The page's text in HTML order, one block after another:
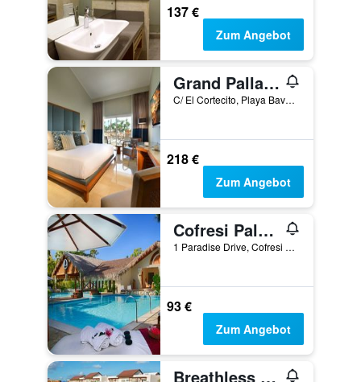
137 €
Zum Angebot
Grand Palladium Punta Cana Resort & Spa
C/ El Cortecito, Playa Bavaro, Punta Cana, Dominikanische Republik
218 €
Zum Angebot
Cofresi Palm Beach Resort & Spa
1 Paradise Drive, Cofresi Beach, San Felipe de Puerto Plata, Dominikanische Republik
93 €
Zum Angebot
Breathless Punta Cana Resort & Spa - Adults Only